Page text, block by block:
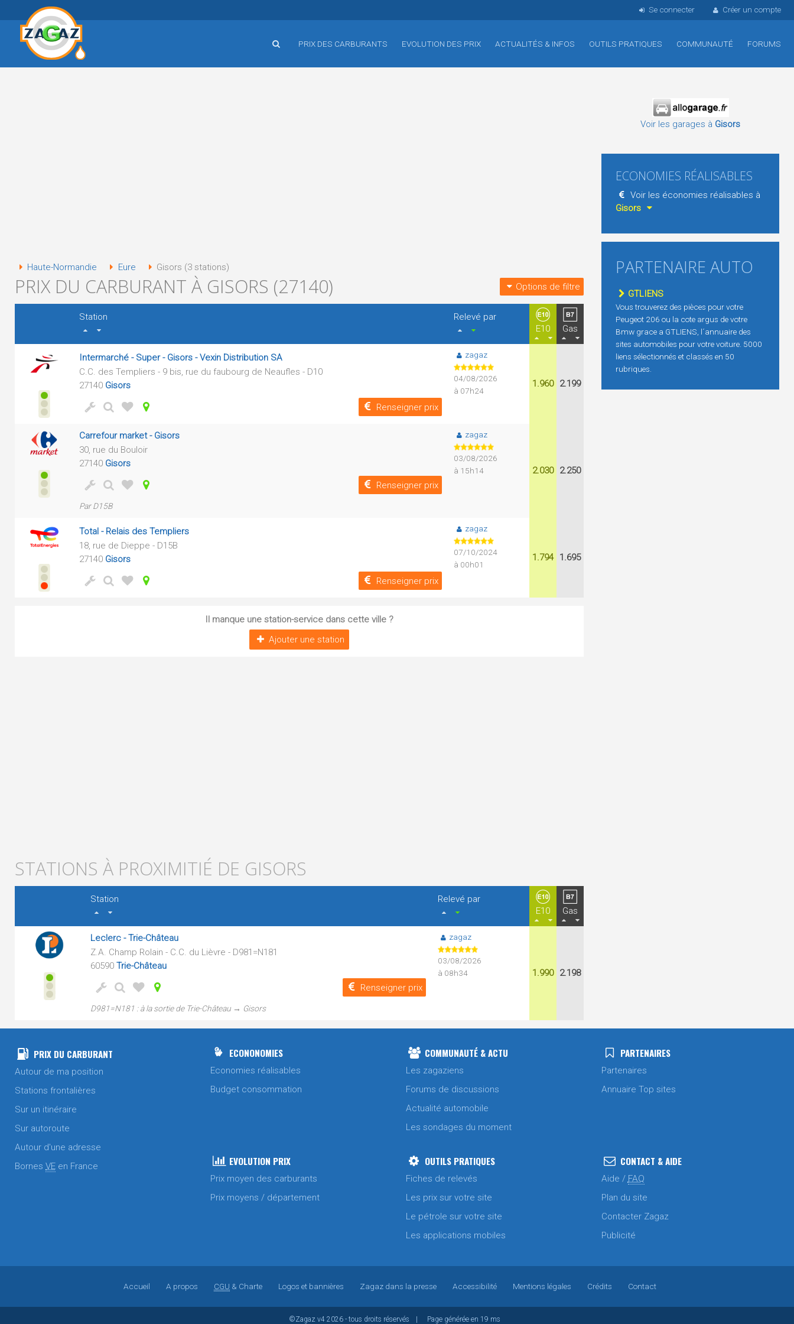
Se connecter Créer un compte
PRIX DES CARBURANTS EVOLUTION DES PRIX ACTUALITÉS & INFOS OUTILS PRATIQUES COMMUNAUTÉ FORUMS
Haute-Normandie Eure Gisors (3 stations)
PRIX DU CARBURANT À GISORS (27140) Options de filtre
Station
Relevé par
E10
Gas
Intermarché - Super - Gisors - Vexin Distribution SA
C.C. des Templiers - 9 bis, rue du faubourg de Neaufles - D10
27140 Gisors
Renseigner prix
zagaz
04/08/2026
à 07h24
1.960 2.199
Carrefour market - Gisors
30, rue du Bouloir
27140 Gisors
Renseigner prix
Par D15B
zagaz
03/08/2026
à 15h14
2.030 2.250
Total - Relais des Templiers
18, rue de Dieppe - D15B
27140 Gisors
Renseigner prix
zagaz
07/10/2024
à 00h01
1.794 1.695
Il manque une station-service dans cette ville ?
Ajouter une station
STATIONS À PROXIMITIÉ DE GISORS
Station
Relevé par
E10
Gas
Leclerc - Trie-Château
Z.A. Champ Rolain - C.C. du Lièvre - D981=N181
60590 Trie-Château
Renseigner prix
D981=N181 : à la sortie de Trie-Château → Gisors
zagaz
03/08/2026
à 08h34
1.990 2.198
Voir les garages à Gisors
ECONOMIES RÉALISABLES
Voir les économies réalisables à
Gisors
PARTENAIRE AUTO
GTLIENS
Vous trouverez des pièces pour votre
Peugeot 206 ou la cote argus de votre
Bmw grace a GTLIENS, l´annuaire des
sites automobiles pour votre voiture. 5000
liens sélectionnés et classés en 50
rubriques.
PRIX DU CARBURANT
Autour de ma position
Stations frontalières
Sur un itinéraire
Sur autoroute
Autour d'une adresse
Bornes VE en France
ECONONOMIES
Economies réalisables
Budget consommation
COMMUNAUTÉ & ACTU
Les zagaziens
Forums de discussions
Actualité automobile
Les sondages du moment
PARTENAIRES
Partenaires
Annuaire Top sites
EVOLUTION PRIX
Prix moyen des carburants
Prix moyens / département
OUTILS PRATIQUES
Fiches de relevés
Les prix sur votre site
Le pétrole sur votre site
Les applications mobiles
CONTACT & AIDE
Aide / FAQ
Plan du site
Contacter Zagaz
Publicité
Accueil A propos CGU & Charte Logos et bannières Zagaz dans la presse Accessibilité Mentions légales Crédits Contact
©Zagaz v4 2026 - tous droits réservés Page générée en 19 ms